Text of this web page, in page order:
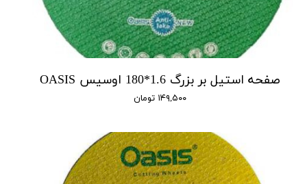
صفحه استیل بر بزرگ 1.6*180 اوسیس OASIS
۱۴۹,۵۰۰ تومان